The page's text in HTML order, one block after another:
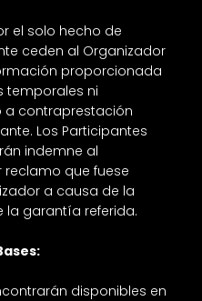
el solo hecho de
ceden al Organizador
proporcionada
temporales ni
a contraprestación
Los Participantes
indemne al
que fuese
a causa de la
la garantía referida.
disponibles en